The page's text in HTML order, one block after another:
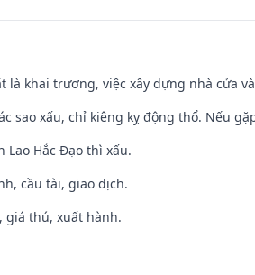
là khai trương, việc xây dựng nhà cửa
sao xấu, chỉ kiêng kỵ động thổ. Nếu
Lao Hắc Đạo thì xấu.
cầu tài, giao dịch.
giá thú, xuất hành.